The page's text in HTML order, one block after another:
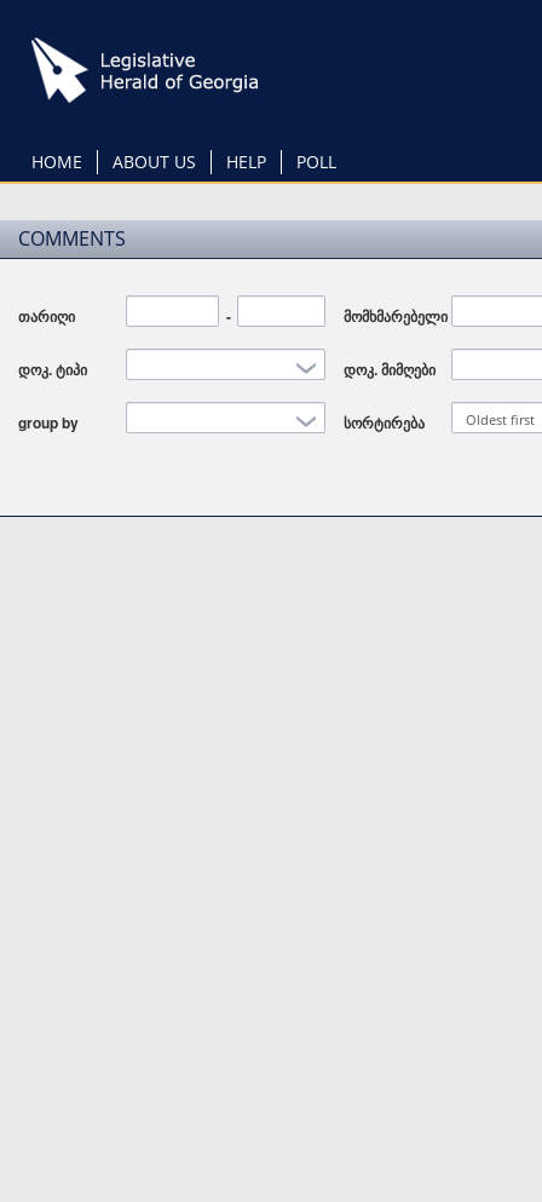
main
content
HOME ABOUT US HELP POLL
COMMENTS
თარიღი - მომხმარებელი
დოკ. ტიპი დოკ. მიმღები
group by სორტირება Oldest first